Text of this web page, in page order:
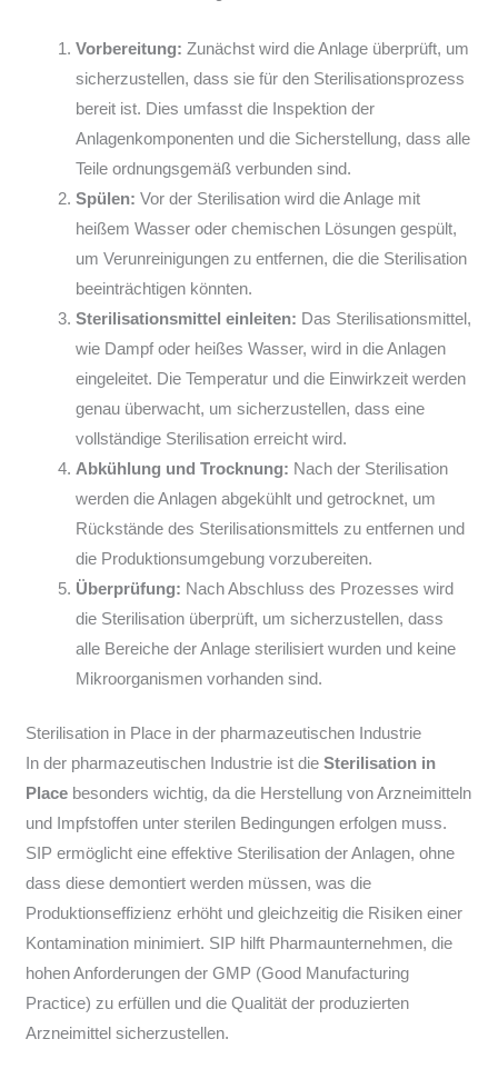
Vorbereitung: Zunächst wird die Anlage überprüft, um
sicherzustellen, dass sie für den Sterilisationsprozess
bereit ist. Dies umfasst die Inspektion der
Anlagenkomponenten und die Sicherstellung, dass alle
Teile ordnungsgemäß verbunden sind.
Spülen: Vor der Sterilisation wird die Anlage mit
heißem Wasser oder chemischen Lösungen gespült,
um Verunreinigungen zu entfernen, die die Sterilisation
beeinträchtigen könnten.
Sterilisationsmittel einleiten: Das Sterilisationsmittel,
wie Dampf oder heißes Wasser, wird in die Anlagen
eingeleitet. Die Temperatur und die Einwirkzeit werden
genau überwacht, um sicherzustellen, dass eine
vollständige Sterilisation erreicht wird.
Abkühlung und Trocknung: Nach der Sterilisation
werden die Anlagen abgekühlt und getrocknet, um
Rückstände des Sterilisationsmittels zu entfernen und
die Produktionsumgebung vorzubereiten.
Überprüfung: Nach Abschluss des Prozesses wird
die Sterilisation überprüft, um sicherzustellen, dass
alle Bereiche der Anlage sterilisiert wurden und keine
Mikroorganismen vorhanden sind.
Sterilisation in Place in der pharmazeutischen Industrie
In der pharmazeutischen Industrie ist dieSterilisation in
Place besonders wichtig, da die Herstellung von Arzneimitteln
und Impfstoffen unter sterilen Bedingungen erfolgen muss.
SIP ermöglicht eine effektive Sterilisation der Anlagen, ohne
dass diese demontiert werden müssen, was die
Produktionseffizienz erhöht und gleichzeitig die Risiken einer
Kontamination minimiert. SIP hilft Pharmaunternehmen, die
hohen Anforderungen der GMP (Good Manufacturing
Practice) zu erfüllen und die Qualität der produzierten
Arzneimittel sicherzustellen.